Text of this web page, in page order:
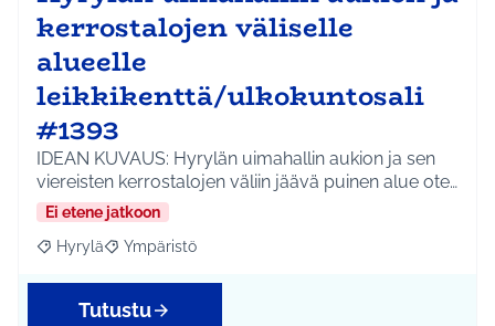
kerrostalojen väliselle
alueelle
leikkikenttä/ulkokuntosali
#1393
IDEAN KUVAUS: Hyrylän uimahallin aukion ja sen
viereisten kerrostalojen väliin jäävä puinen alue ote…
Ei etene jatkoon
Rajaa tulokset aihepiirin mukaan: Hyrylä
Hyrylä Rajaa tulokset teeman mukaan: Ympäristö
Ympäristö
Tutustu